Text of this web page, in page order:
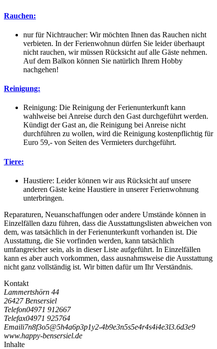
Rauchen:
nur für Nichtraucher: Wir möchten Ihnen das Rauchen nicht
verbieten. In der Ferienwohnun dürfen Sie leider überhaupt
nicht rauchen, wir müssen Rücksicht auf alle Gäste nehmen.
Auf dem Balkon können Sie natürlich Ihrem Hobby
nachgehen!
Reinigung:
Reinigung: Die Reinigung der Ferienunterkunft kann
wahlweise bei Anreise durch den Gast durchgeführt werden.
Kündigt der Gast an, die Reinigung bei Anreise nicht
durchführen zu wollen, wird die Reinigung kostenpflichtig für
Euro 59,- von Seiten des Vermieters durchgeführt.
Tiere:
Haustiere: Leider können wir aus Rücksicht auf unsere
anderen Gäste keine Haustiere in unserer Ferienwohnung
unterbringen.
Reparaturen, Neuanschaffungen oder andere Umstände können in
Einzelfällen dazu führen, dass die Ausstattungslisten abweichen von
dem, was tatsächlich in der Ferienunterkunft vorhanden ist. Die
Ausstattung, die Sie vorfinden werden, kann tatsächlich
umfangreicher sein, als in dieser Liste aufgeführt. In Einzelfällen
kann es aber auch vorkommen, dass ausnahmsweise die Ausstattung
nicht ganz vollständig ist. Wir bitten dafür um Ihr Verständnis.
Kontakt
Lammertshörn 44
26427 Bensersiel
Telefon04971 912667
Telefax04971 925764
Emaili7n8f3o5@5h4a6p3p1y2-4b9e3n5s5e4r4s4i4e3l3.6d3e9
www.happy-bensersiel.de
Inhalte